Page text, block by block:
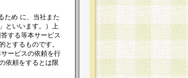
ため に、当社また
といいます。）上
する等本サービス
とするものです。
ービスの依頼を行
依頼をするとは限